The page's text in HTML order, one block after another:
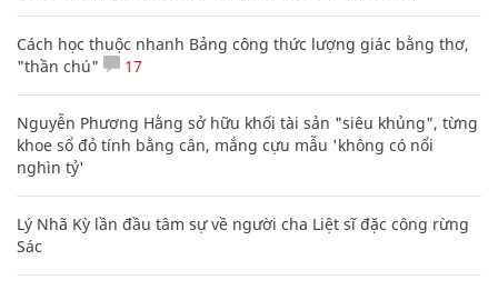
Cách học thuộc nhanh Bảng công thức lượng giác bằng thơ,
"thần chú"
17
Nguyễn Phương Hằng sở hữu khối tài sản "siêu khủng", từng
khoe sổ đỏ tính bằng cân, mắng cựu mẫu 'không có nổi
nghìn tỷ'
Lý Nhã Kỳ lần đầu tâm sự về người cha Liệt sĩ đặc công rừng
Sác